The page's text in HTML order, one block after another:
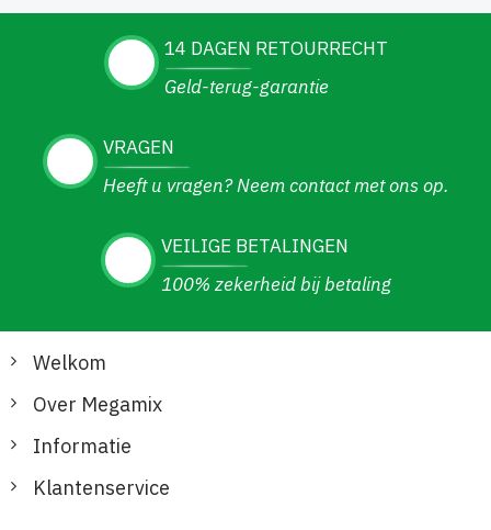
14 DAGEN RETOURRECHT
Geld-terug-garantie
VRAGEN
Heeft u vragen? Neem contact met ons op.
VEILIGE BETALINGEN
100% zekerheid bij betaling
Welkom
Over Megamix
Informatie
Klantenservice